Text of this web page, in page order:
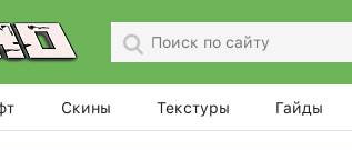
Скины Текстуры Гайды